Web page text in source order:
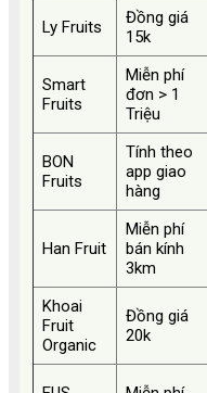
Ly Fruits
Đồng giá
15k
Smart
Fruits
Miễn phí
đơn > 1
Triệu
BON
Fruits
Tính theo
app giao
hàng
Han Fruit
Miễn phí
bán kính
3km
Khoai
Fruit
Organic
Đồng giá
20k